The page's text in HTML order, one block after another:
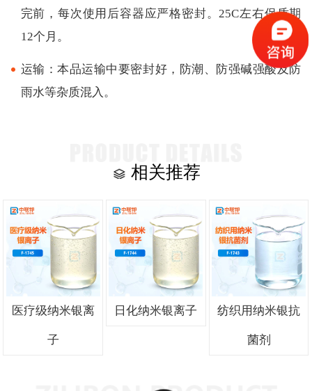
完前，每次使用后容器应严格密封。25C左右保质期
12个月。
运输：本品运输中要密封好，防潮、防强碱强酸及防
雨水等杂质混入。
相关推荐
医疗级纳米银离
子
日化纳米银离子 纺织用纳米银抗
菌剂